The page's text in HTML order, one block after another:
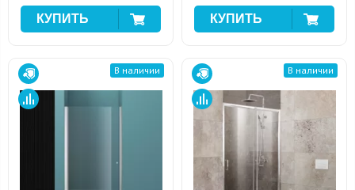
В наличии В наличии